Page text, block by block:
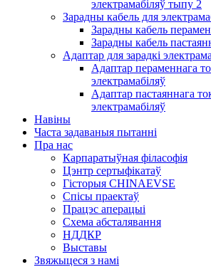
электрамабіляў тыпу 2
Зарадны кабель для
Зарадны кабель
Зарадны кабель
Адаптар для зарадкі
Адаптар пераменнага
электрамабіляў
Адаптар пастаяннага
электрамабіляў
Навіны
Часта задаваныя пытанні
Пра нас
Карпаратыўная філасофія
Цэнтр сертыфікатаў
Гісторыя CHINAEVSE
Спісы праектаў
Працэс аперацыі
Схема абсталявання
НДДКР
Выставы
Звяжыцеся з намі